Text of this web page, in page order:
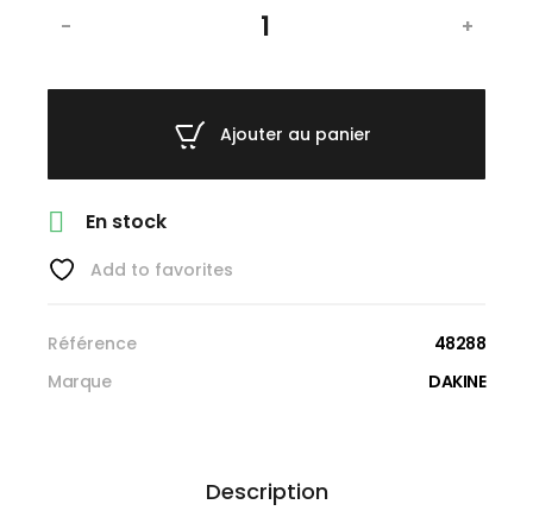
- +
Ajouter au panier
 En stock
Add to favorites
Référence
48288
Marque
DAKINE
Description